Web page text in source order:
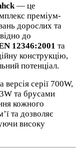
— це
преміум-
дорослих та
до
12346:2001 та
конструкцію,
потенціал.
серії 700W,
та брусами
кожного
та дозволяє
високу